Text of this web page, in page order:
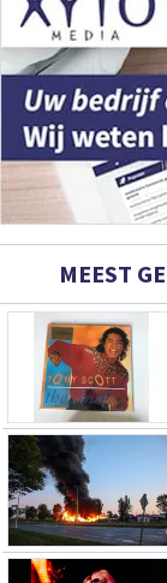
MEEST